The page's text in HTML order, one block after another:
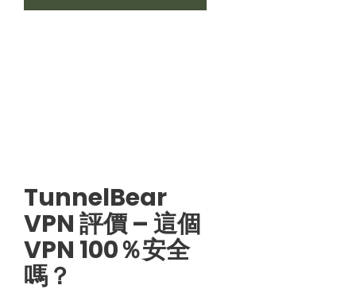
TunnelBear
VPN 評價 – 這個
VPN 100％安全
嗎？